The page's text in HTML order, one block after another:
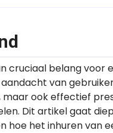
cruciaal belang voor
van
ook effectief
Dit artikel gaat
hoe het inhuren van